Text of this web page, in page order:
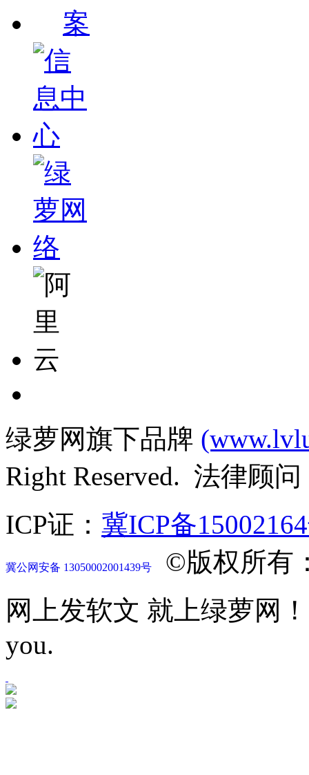
绿萝网旗下品牌
Right Reserved. 法律顾
ICP证： 冀ICP备
冀公网安备 13050002001439号
©版权所有
网上发软文 就上绿萝网！
you.